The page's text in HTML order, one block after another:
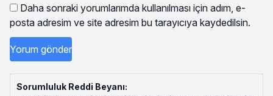
Daha sonraki yorumlarımda kullanılması için adım, e-
posta adresim ve site adresim bu tarayıcıya kaydedilsin.
Sorumluluk Reddi Beyanı: